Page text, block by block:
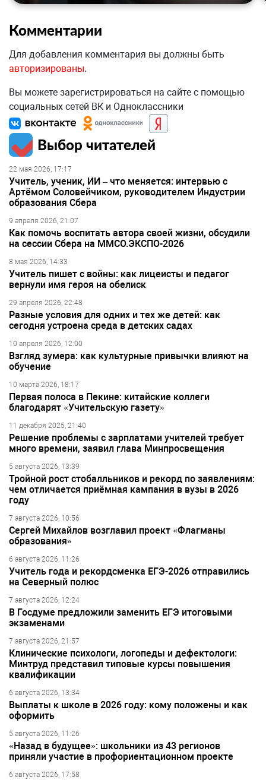
Комментарии
Для добавления комментария вы должны быть
авторизированы.
Вы можете зарегистрироваться на сайте с помощью
социальных сетей ВК и Одноклассники
Выбор читателей
22 мая 2026, 17:17
Учитель, ученик, ИИ – что меняется: интервью с
Артёмом Соловейчиком, руководителем Индустрии
образования Сбера
9 апреля 2026, 21:07
Как помочь воспитать автора своей жизни, обсудили
на сессии Сбера на ММСО.ЭКСПО-2026
8 мая 2026, 14:33
Учитель пишет с войны: как лицеисты и педагог
вернули имя героя на обелиск
29 апреля 2026, 22:48
Разные условия для одних и тех же детей: как
сегодня устроена среда в детских садах
10 апреля 2026, 12:00
Взгляд зумера: как культурные привычки влияют на
обучение
10 марта 2026, 18:17
Первая полоса в Пекине: китайские коллеги
благодарят «Учительскую газету»
11 декабря 2025, 21:40
Решение проблемы с зарплатами учителей требует
много времени, заявил глава Минпросвещения
5 августа 2026, 13:39
Тройной рост стобалльников и рекорд по заявлениям:
чем отличается приёмная кампания в вузы в 2026
году
7 августа 2026, 10:56
Сергей Михайлов возглавил проект «Флагманы
образования»
6 августа 2026, 11:26
Учитель года и рекордсменка ЕГЭ-2026 отправились
на Северный полюс
7 августа 2026, 12:24
В Госдуме предложили заменить ЕГЭ итоговыми
экзаменами
7 августа 2026, 21:57
Клинические психологи, логопеды и дефектологи:
Минтруд представил типовые курсы повышения
квалификации
6 августа 2026, 13:34
Выплаты к школе в 2026 году: кому положены и как
оформить
5 августа 2026, 11:26
«Назад в будущее»: школьники из 43 регионов
приняли участие в профориентационном проекте
6 августа 2026, 17:58